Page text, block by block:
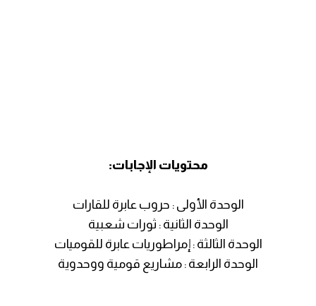
محتويات الإجابات:
الوحدة الأولى : حروب عابرة للقارات
الوحدة الثانية : ثورات شعبية
الوحدة الثالثة : إمراطوريات عابرة للقوميات
الوحدة الرابعة : مشاريع قومية ووحدوية